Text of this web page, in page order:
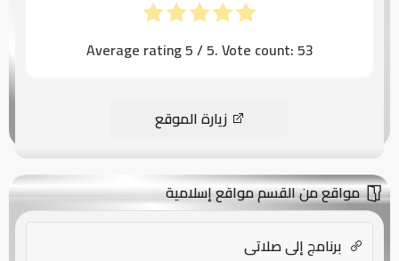
Average rating5/ 5. Vote count:53
زيارة الموقع
مواقع من القسم مواقع إسلامية
برنامج إلى صلاتى